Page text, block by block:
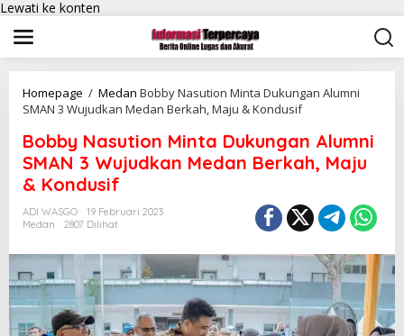
Lewati ke konten
Homepage / Medan Bobby Nasution Minta Dukungan Alumni
SMAN 3 Wujudkan Medan Berkah, Maju & Kondusif
Bobby Nasution Minta Dukungan Alumni
SMAN 3 Wujudkan Medan Berkah, Maju
& Kondusif
ADI WASGO
19 Februari 2023
Medan
2807 Dilihat